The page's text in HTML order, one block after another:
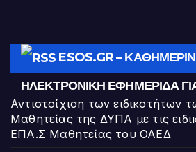
ESOS.GR –
ΗΛΕΚΤΡΟΝΙΚΉ ΕΦΗΜΕΡΊΔΑ
Αντιστοίχιση των ειδικοτήτων
Μαθητείας της ΔΥΠΑ με τις
ΕΠΑ.Σ Μαθητείας του ΟΑΕΔ